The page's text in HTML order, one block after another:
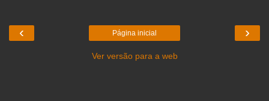
‹ ›
Página inicial
Ver versão para a web